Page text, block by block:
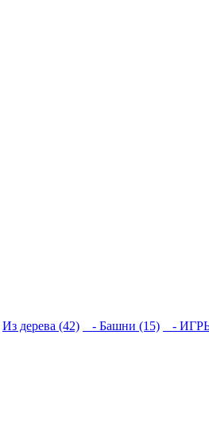
Из дерева (42) - Башни (15) -